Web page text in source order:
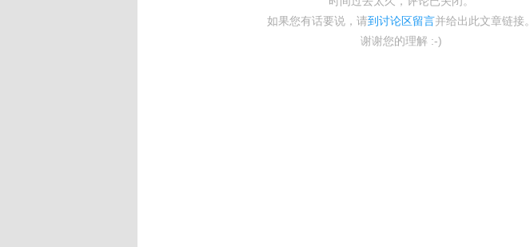
如果您有话要说，请到讨论区留言并给出此文章链接。
谢谢您的理解 :-)